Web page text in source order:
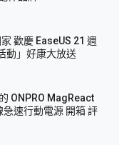
歡慶 EaseUS 21 週
動」好康大放送
ONPRO MagReact
速行動電源 開箱 評